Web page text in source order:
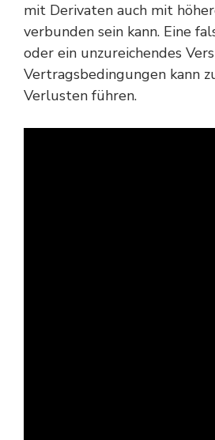
mit Derivaten auch mit
verbunden sein kann. Eine
oder ein unzureichendes
Vertragsbedingungen kann
Verlusten führen.